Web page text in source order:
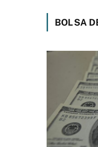
BOLSA